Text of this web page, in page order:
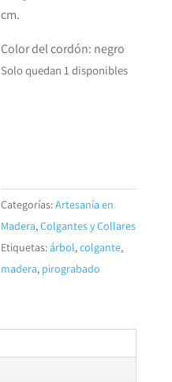
cm.
Color del cordón: negro
Solo quedan 1 disponibles
Categorías:Artesanía en
Madera,Colgantes y Collares
Etiquetas:árbol,colgante,
madera, pirograbado